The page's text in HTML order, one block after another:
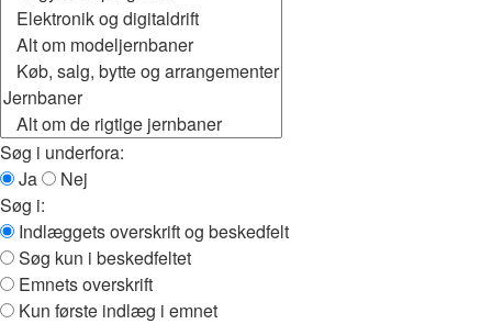
Søg i underfora:
Ja
Nej
Søg i:
Indlæggets overskrift og beskedfelt
Søg kun i beskedfeltet
Emnets overskrift
Kun første indlæg i emnet